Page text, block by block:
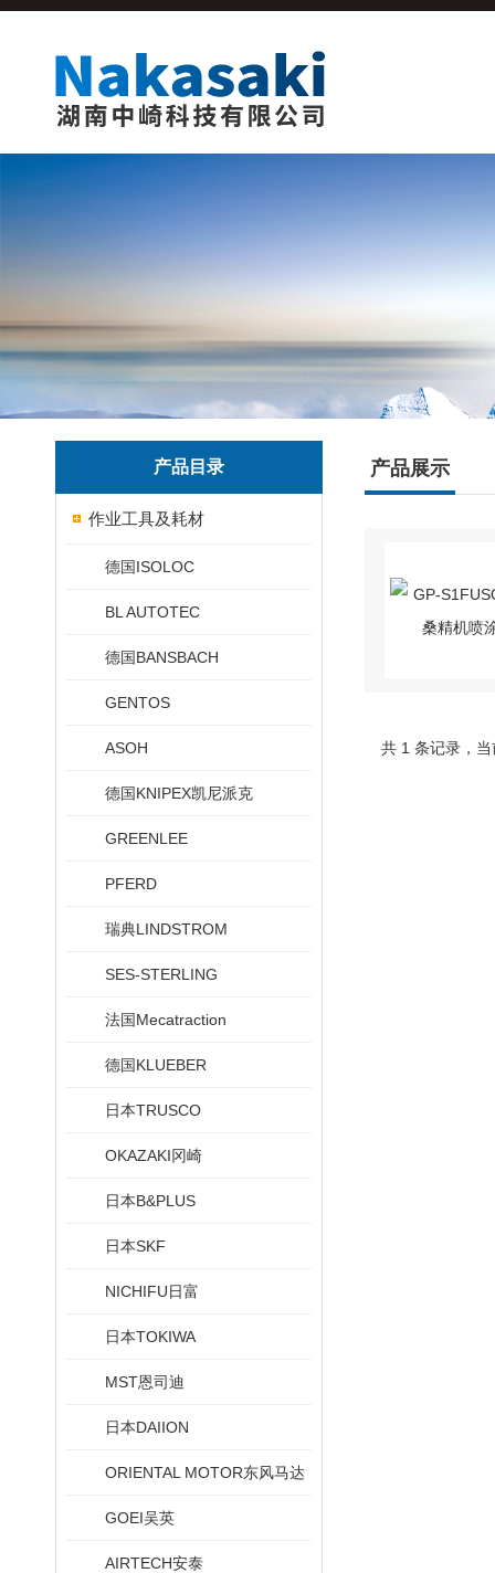
产品目录
作业工具及耗材
德国ISOLOC
BL AUTOTEC
德国BANSBACH
GENTOS
ASOH
德国KNIPEX凯尼派克
GREENLEE
PFERD
瑞典LINDSTROM
SES-STERLING
法国Mecatraction
德国KLUEBER
日本TRUSCO
OKAZAKI冈崎
日本B&PLUS
日本SKF
NICHIFU日富
日本TOKIWA
MST恩司迪
日本DAIION
ORIENTAL MOTOR东风马达
GOEI吴英
AIRTECH安泰
产品展示
共 1 条记录，